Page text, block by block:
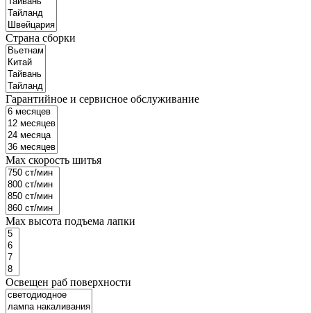
Страна сборки
Гарантийное и сервисное обслуживание
Маx скорость шитья
Мах высота подъема лапки
Освещен раб поверхности